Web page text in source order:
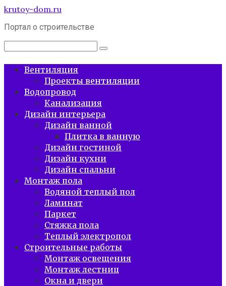
Перейти
контенту
krutoy-dom.ru
Портал о строительстве
Поиск:
Вентиляция
Проекты вентиляции
Водопровод
Канализация
Дизайн интерьера
Дизайн ванной
Плитка в ванную
Дизайн гостиной
Дизайн кухни
Дизайн спальни
Монтаж пола
Водяной теплый пол
Ламинат
Паркет
Стяжка пола
Теплый электропол
Строительные работы
Монтаж освещения
Монтаж лестниц
Окна и двери